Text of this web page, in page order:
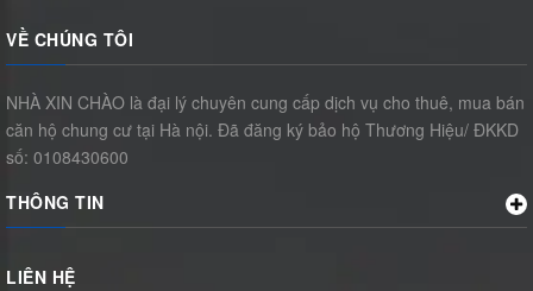
VỀ CHÚNG TÔI
NHÀ XIN CHÀO là đại lý chuyên cung cấp dịch vụ cho thuê, mua bán
căn hộ chung cư tại Hà nội. Đã đăng ký bảo hộ Thương Hiệu/ ĐKKD
số: 0108430600
THÔNG TIN
LIÊN HỆ